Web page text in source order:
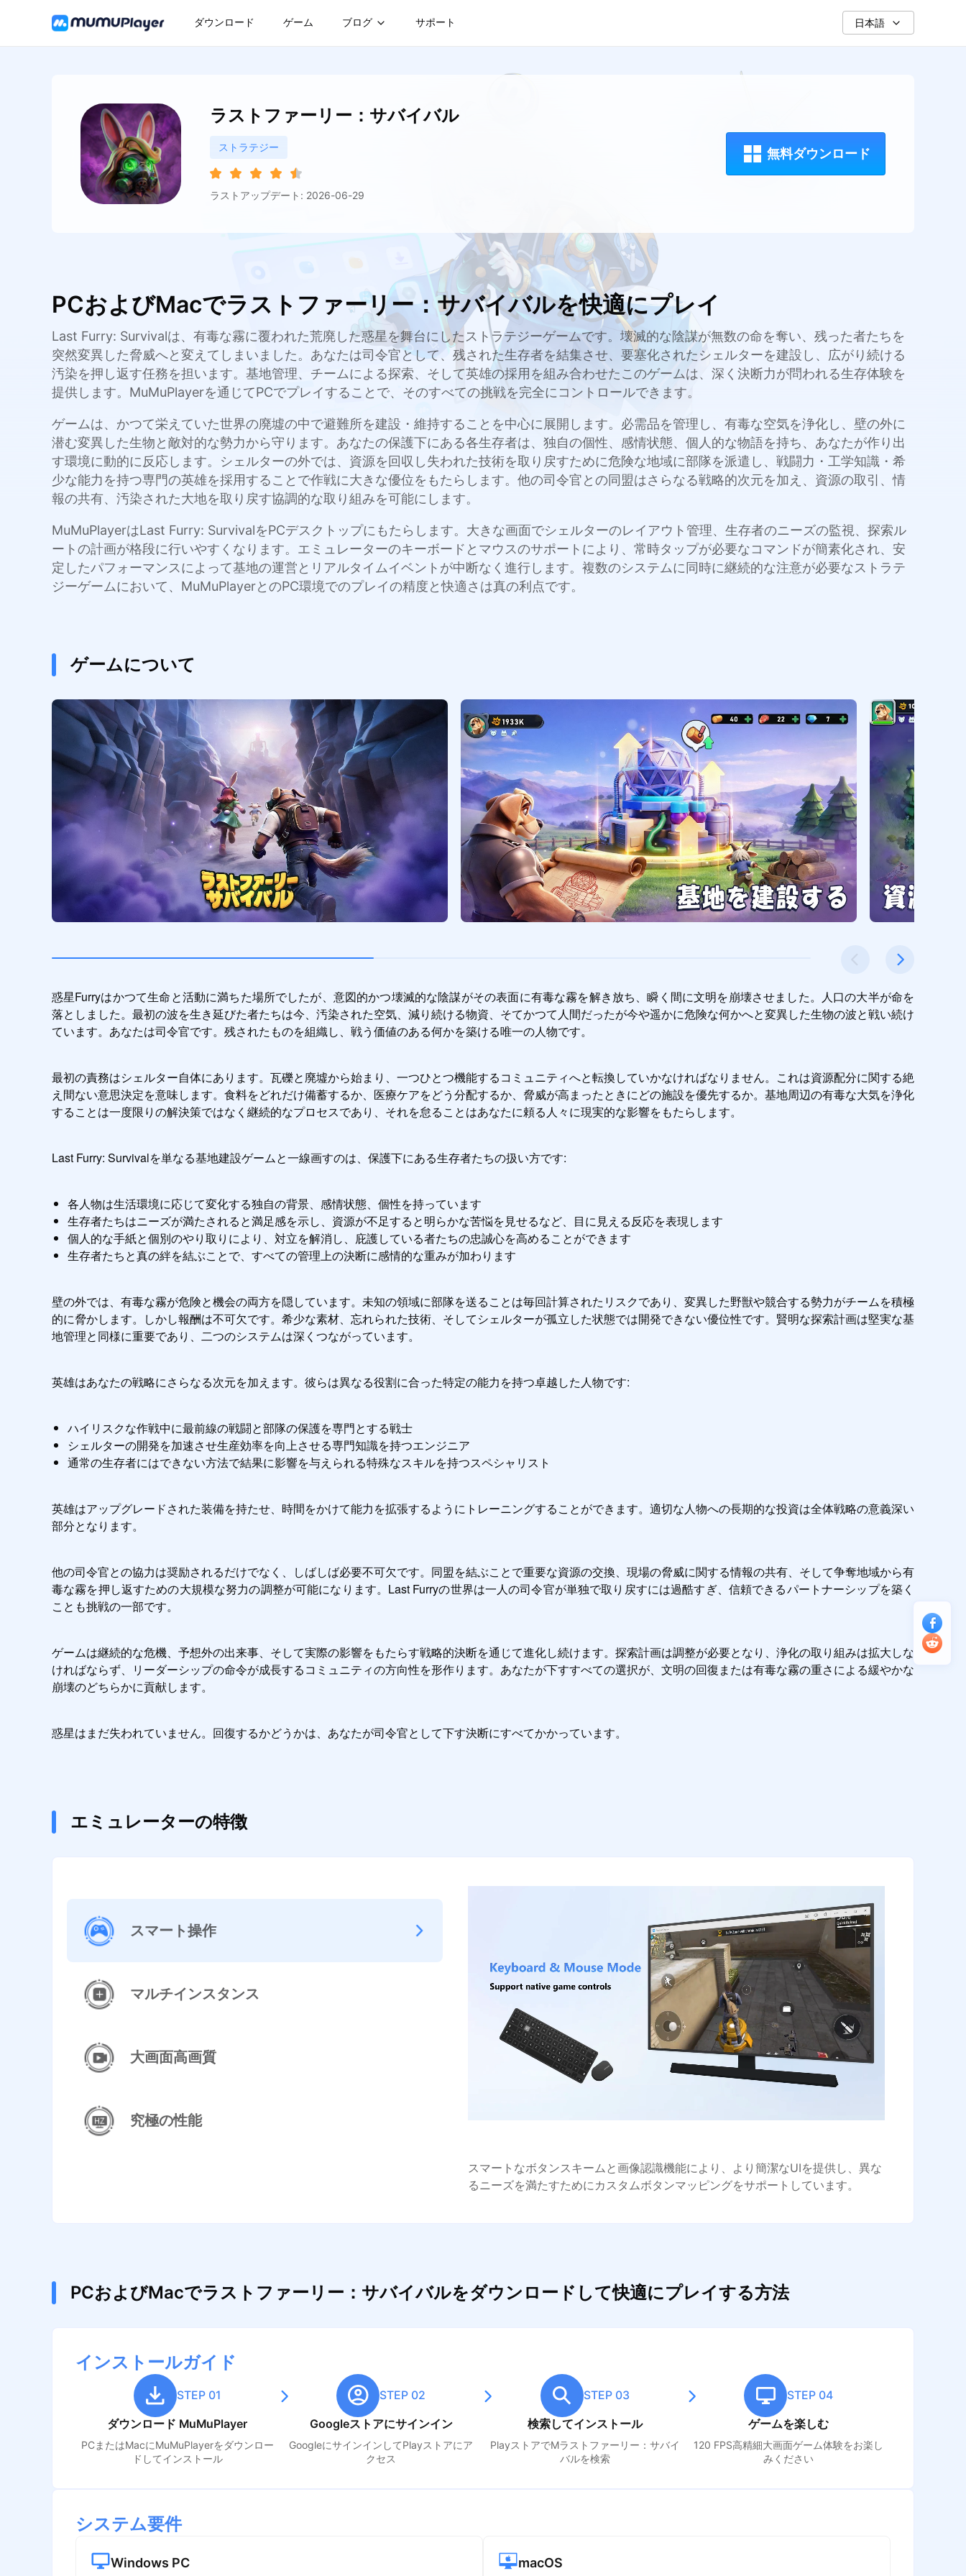
ダウンロード ゲーム ブログ サポート 日本語
ラストファーリー：サバイバル
ストラテジー
ラストアップデート: 2026-06-29
無料ダウンロード
PCおよびMacでラストファーリー：サバイバルを快適にプレイ
Last Furry: Survivalは、有毒な霧に覆われた荒廃した惑星を舞台にしたストラテジーゲームです。壊滅的な陰謀が無数の命を奪い、残った者たちを
突然変異した脅威へと変えてしまいました。あなたは司令官として、残された生存者を結集させ、要塞化されたシェルターを建設し、広がり続ける
汚染を押し返す任務を担います。基地管理、チームによる探索、そして英雄の採用を組み合わせたこのゲームは、深く決断力が問われる生存体験を
提供します。MuMuPlayerを通じてPCでプレイすることで、そのすべての挑戦を完全にコントロールできます。
ゲームは、かつて栄えていた世界の廃墟の中で避難所を建設・維持することを中心に展開します。必需品を管理し、有毒な空気を浄化し、壁の外に
潜む変異した生物と敵対的な勢力から守ります。あなたの保護下にある各生存者は、独自の個性、感情状態、個人的な物語を持ち、あなたが作り出
す環境に動的に反応します。シェルターの外では、資源を回収し失われた技術を取り戻すために危険な地域に部隊を派遣し、戦闘力・工学知識・希
少な能力を持つ専門の英雄を採用することで作戦に大きな優位をもたらします。他の司令官との同盟はさらなる戦略的次元を加え、資源の取引、情
報の共有、汚染された大地を取り戻す協調的な取り組みを可能にします。
MuMuPlayerはLast Furry: SurvivalをPCデスクトップにもたらします。大きな画面でシェルターのレイアウト管理、生存者のニーズの監視、探索ル
ートの計画が格段に行いやすくなります。エミュレーターのキーボードとマウスのサポートにより、常時タップが必要なコマンドが簡素化され、安
定したパフォーマンスによって基地の運営とリアルタイムイベントが中断なく進行します。複数のシステムに同時に継続的な注意が必要なストラテ
ジーゲームにおいて、MuMuPlayerとのPC環境でのプレイの精度と快適さは真の利点です。
ゲームについて
惑星Furryはかつて生命と活動に満ちた場所でしたが、意図的かつ壊滅的な陰謀がその表面に有毒な霧を解き放ち、瞬く間に文明を崩壊させました。人口の大半が命を
落としました。最初の波を生き延びた者たちは今、汚染された空気、減り続ける物資、そてかつて人間だったが今や遥かに危険な何かへと変異した生物の波と戦い続け
ています。あなたは司令官です。残されたものを組織し、戦う価値のある何かを築ける唯一の人物です。
最初の責務はシェルター自体にあります。瓦礫と廃墟から始まり、一つひとつ機能するコミュニティへと転換していかなければなりません。これは資源配分に関する絶
え間ない意思決定を意味します。食料をどれだけ備蓄するか、医療ケアをどう分配するか、脅威が高まったときにどの施設を優先するか。基地周辺の有毒な大気を浄化
することは一度限りの解決策ではなく継続的なプロセスであり、それを怠ることはあなたに頼る人々に現実的な影響をもたらします。
Last Furry: Survivalを単なる基地建設ゲームと一線画すのは、保護下にある生存者たちの扱い方です:
各人物は生活環境に応じて変化する独自の背景、感情状態、個性を持っています
生存者たちはニーズが満たされると満足感を示し、資源が不足すると明らかな苦悩を見せるなど、目に見える反応を表現します
個人的な手紙と個別のやり取りにより、対立を解消し、庇護している者たちの忠誠心を高めることができます
生存者たちと真の絆を結ぶことで、すべての管理上の決断に感情的な重みが加わります
壁の外では、有毒な霧が危険と機会の両方を隠しています。未知の領域に部隊を送ることは毎回計算されたリスクであり、変異した野獣や競合する勢力がチームを積極
的に脅かします。しかし報酬は不可欠です。希少な素材、忘れられた技術、そしてシェルターが孤立した状態では開発できない優位性です。賢明な探索計画は堅実な基
地管理と同様に重要であり、二つのシステムは深くつながっています。
英雄はあなたの戦略にさらなる次元を加えます。彼らは異なる役割に合った特定の能力を持つ卓越した人物です:
ハイリスクな作戦中に最前線の戦闘と部隊の保護を専門とする戦士
シェルターの開発を加速させ生産効率を向上させる専門知識を持つエンジニア
通常の生存者にはできない方法で結果に影響を与えられる特殊なスキルを持つスペシャリスト
英雄はアップグレードされた装備を持たせ、時間をかけて能力を拡張するようにトレーニングすることができます。適切な人物への長期的な投資は全体戦略の意義深い
部分となります。
他の司令官との協力は奨励されるだけでなく、しばしば必要不可欠です。同盟を結ぶことで重要な資源の交換、現場の脅威に関する情報の共有、そして争奪地域から有
毒な霧を押し返すための大規模な努力の調整が可能になります。Last Furryの世界は一人の司令官が単独で取り戻すには過酷すぎ、信頼できるパートナーシップを築く
ことも挑戦の一部です。
ゲームは継続的な危機、予想外の出来事、そして実際の影響をもたらす戦略的決断を通じて進化し続けます。探索計画は調整が必要となり、浄化の取り組みは拡大しな
ければならず、リーダーシップの命令が成長するコミュニティの方向性を形作ります。あなたが下すすべての選択が、文明の回復または有毒な霧の重さによる緩やかな
崩壊のどちらかに貢献します。
惑星はまだ失われていません。回復するかどうかは、あなたが司令官として下す決断にすべてかかっています。
エミュレーターの特徴
スマート操作
マルチインスタンス
大画面高画質
究極の性能
スマートなボタンスキームと画像認識機能により、より簡潔なUIを提供し、異な
るニーズを満たすためにカスタムボタンマッピングをサポートしています。
PCおよびMacでラストファーリー：サバイバルをダウンロードして快適にプレイする方法
インストールガイド
STEP 01
ダウンロード MuMuPlayer
PCまたはMacにMuMuPlayerをダウンロー
ドしてインストール
STEP 02
Googleストアにサインイン
GoogleにサインインしてPlayストアにア
クセス
STEP 03
検索してインストール
PlayストアでMラストファーリー：サバイ
バルを検索
STEP 04
ゲームを楽しむ
120 FPS高精細大画面ゲーム体験をお楽し
みください
システム要件
Windows PC macOS